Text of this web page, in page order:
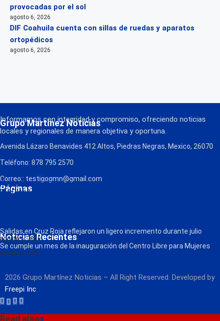
provocadas por el sol
agosto 6, 2026
DIF Coahuila cuenta con sillas de ruedas y aparatos
ortopédicos
agosto 6, 2026
Grupo Martínez Noticias
Informamos con integridad y compromiso, ofreciendo noticias
locales y regionales de manera objetiva y oportuna.
Avenida Lázaro Benavides 412 Altos, Piedras Negras, Mexico, 26070
Teléfono: 878 795 2570
Correo:: testigogmn@gmail.com
Páginas
¡Descarga nuestra App!
FM Globo
Radio
Noticias Recientes
Salidas en Cruz Roja reflejaron un ligero incremento durante julio
agosto 6, 2026
Se cumple un mes de la inauguración del Centro Libre para Mujeres
agosto 6, 2026
2026 Grupo Martínez Noticias – All Right Reserved. Developed by
Freepi Inc
Read alsox